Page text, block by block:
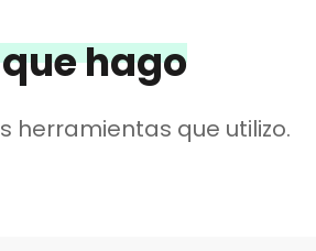
hago
herramientas que utilizo.